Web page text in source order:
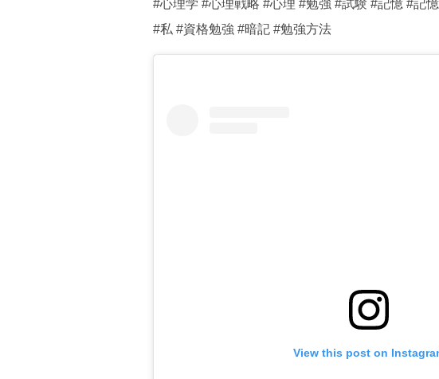
#心理学 #心理戦略 #心理 #勉強 #試験 #記憶 #記
#私 #資格勉強 #暗記 #勉強方法
View this post on